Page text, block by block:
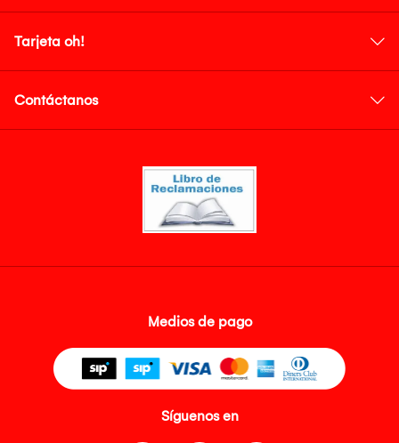
Tarjeta oh!
Contáctanos
Medios de pago
Síguenos en